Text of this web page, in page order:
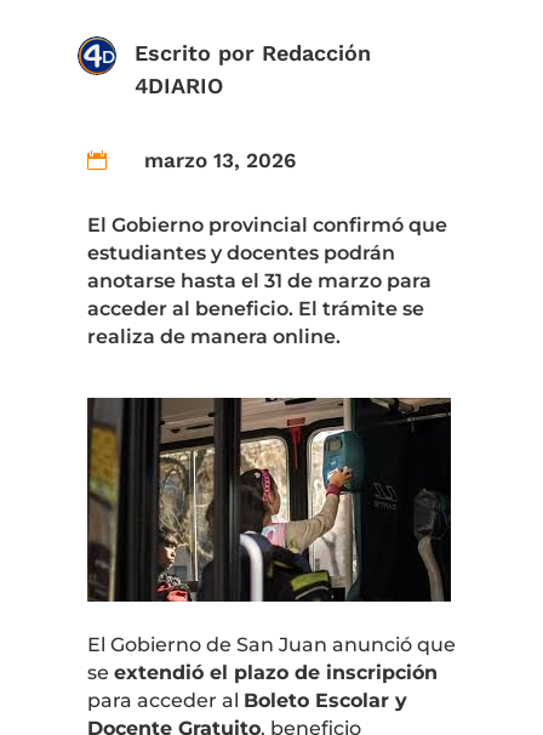
Escrito por Redacción
4DIARIO
 marzo 13, 2026
El Gobierno provincial confirmó que
estudiantes y docentes podrán
anotarse hasta el 31 de marzo para
acceder al beneficio. El trámite se
realiza de manera online.
El Gobierno de San Juan anunció que
se extendió el plazo de inscripción
para acceder al Boleto Escolar y
Docente Gratuito, beneficio